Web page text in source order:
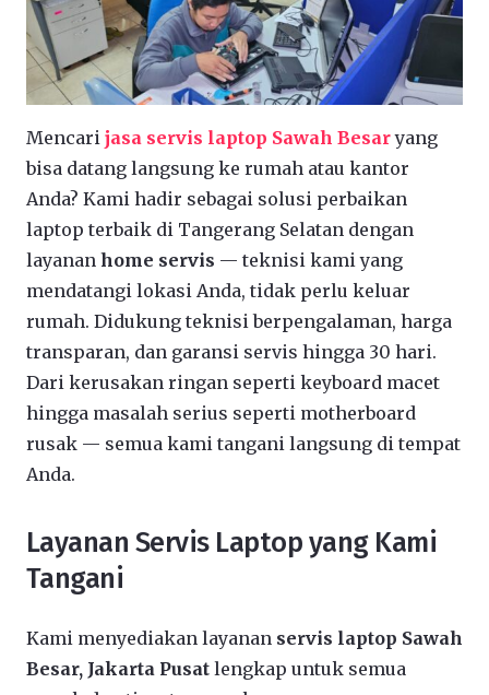
Mencari jasa servis laptop Sawah Besaryang
bisa datang langsung ke rumah atau kantor
Anda? Kami hadir sebagai solusi perbaikan
laptop terbaik di Tangerang Selatan dengan
layanan home servis — teknisi kami yang
mendatangi lokasi Anda, tidak perlu keluar
rumah. Didukung teknisi berpengalaman, harga
transparan, dan garansi servis hingga 30 hari.
Dari kerusakan ringan seperti keyboard macet
hingga masalah serius seperti motherboard
rusak — semua kami tangani langsung di tempat
Anda.
Layanan Servis Laptop yang Kami
Tangani
Kami menyediakan layanan servis laptop Sawah
Besar, Jakarta Pusat lengkap untuk semua